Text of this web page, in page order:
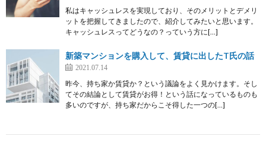
私はキャッシュレスを実現しており、そのメリットとデメリ
ットを把握してきましたので、紹介してみたいと思います。
キャッシュレスってどうなの？っていう方に[…]
新築マンションを購入して、賃貸に出したT氏の話
2021.07.14
昨今、持ち家か賃貸か？という議論をよく見かけます。そし
てその結論として賃貸がお得！という話になっているものも
多いのですが、持ち家だからこそ得した一つの[…]